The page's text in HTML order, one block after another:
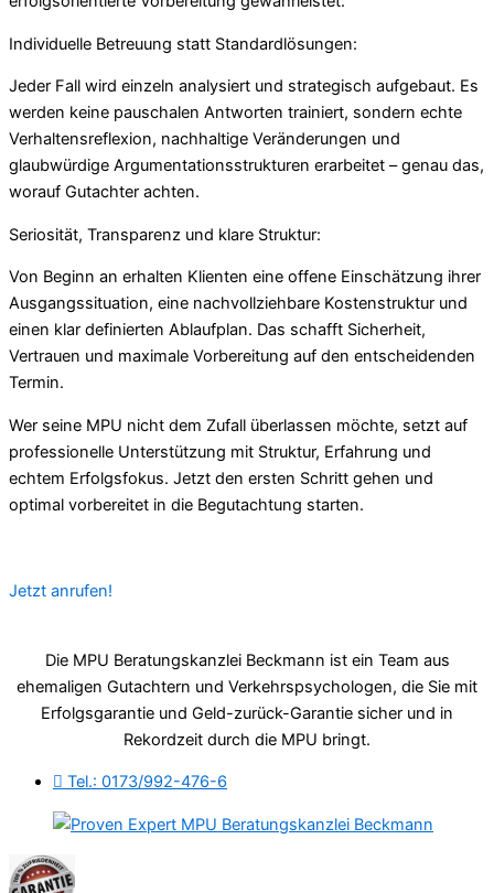
Individuelle Betreuung statt Standardlösungen:
Jeder Fall wird einzeln analysiert und strategisch aufgebaut. Es
werden keine pauschalen Antworten trainiert, sondern echte
Verhaltensreflexion, nachhaltige Veränderungen und
glaubwürdige Argumentationsstrukturen erarbeitet – genau das,
worauf Gutachter achten.
Seriosität, Transparenz und klare Struktur:
Von Beginn an erhalten Klienten eine offene Einschätzung ihrer
Ausgangssituation, eine nachvollziehbare Kostenstruktur und
einen klar definierten Ablaufplan. Das schafft Sicherheit,
Vertrauen und maximale Vorbereitung auf den entscheidenden
Termin.
Wer seine MPU nicht dem Zufall überlassen möchte, setzt auf
professionelle Unterstützung mit Struktur, Erfahrung und
echtem Erfolgsfokus. Jetzt den ersten Schritt gehen und
optimal vorbereitet in die Begutachtung starten.
Jetzt anrufen!
Die MPU Beratungskanzlei Beckmann ist ein Team aus
ehemaligen Gutachtern und Verkehrspsychologen, die Sie mit
Erfolgsgarantie und Geld-zurück-Garantie sicher und in
Rekordzeit durch die MPU bringt.
Tel.: 0173/992-476-6